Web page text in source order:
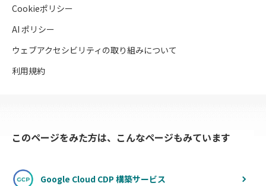
Cookieポリシー
AI ポリシー
ウェブアクセシビリティの取り組みについて
利用規約
このページをみた方は、こんなページもみています
Google Cloud CDP 構築サービス